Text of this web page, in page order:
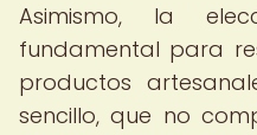
Asimismo, la
fundamental para
productos
sencillo, que no